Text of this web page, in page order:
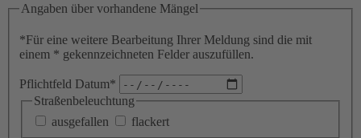
Angaben über vorhandene Mängel
*Für eine weitere Bearbeitung Ihrer Meldung sind die mit
einem * gekennzeichneten Felder auszufüllen.
Pflichtfeld Datum*
Straßenbeleuchtung
ausgefallen
flackert